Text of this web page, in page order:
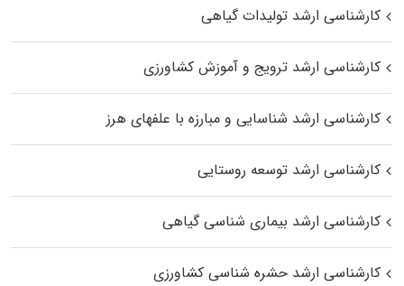
کارشناسی ارشد تولیدات گیاهی
کارشناسی ارشد ترویج و آموزش کشاورزی
کارشناسی ارشد شناسایی و مبارزه با علفهای هرز
کارشناسی ارشد توسعه روستایی
کارشناسی ارشد بیماری‌ شناسی گیاهی
کارشناسی ارشد حشره‌ شناسی کشاورزی